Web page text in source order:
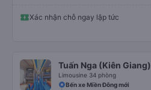
Xác nhận chỗ ngay lập tức
Tuấn Nga (Kiên Giang)
Limousine 34 phòng
Bến xe Miền Đông mới